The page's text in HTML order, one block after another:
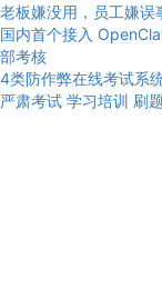
老板嫌没用，员工嫌误
国内首个接入
部考核
4类防作弊在线考试系
严肃考试 学习培训 刷